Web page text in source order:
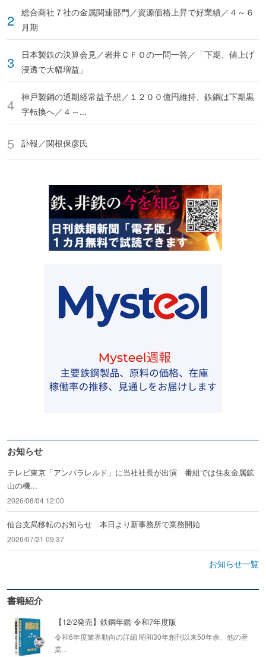
総合商社７社の金属関連部門／資源価格上昇で好業績／４～６
月期
日本製鉄の決算会見／岩井ＣＦＯの一問一答／「下期、値上げ
浸透で大幅増益」
神戸製鋼の通期経常益予想／１２００億円維持、鉄鋼は下期黒
字転換へ／４～...
訃報／関根保彦氏
お知らせ
テレビ東京「アンパラレルド」に当社社長が出演 番組では住友金属鉱
山の機...
2026/08/04 12:00
仙台支局移転のお知らせ 本日より新事務所で業務開始
2026/07/21 09:37
お知らせ一覧
書籍紹介
【12/2発売】鉄鋼年鑑 令和7年度版
令和6年度業界動向の詳細 昭和30年創刊以来50年余、他の産
業...